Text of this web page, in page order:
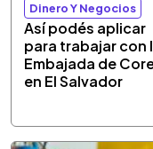
Dinero Y Negocios
Así podés aplicar
para trabajar con
Embajada de
en El Salvador